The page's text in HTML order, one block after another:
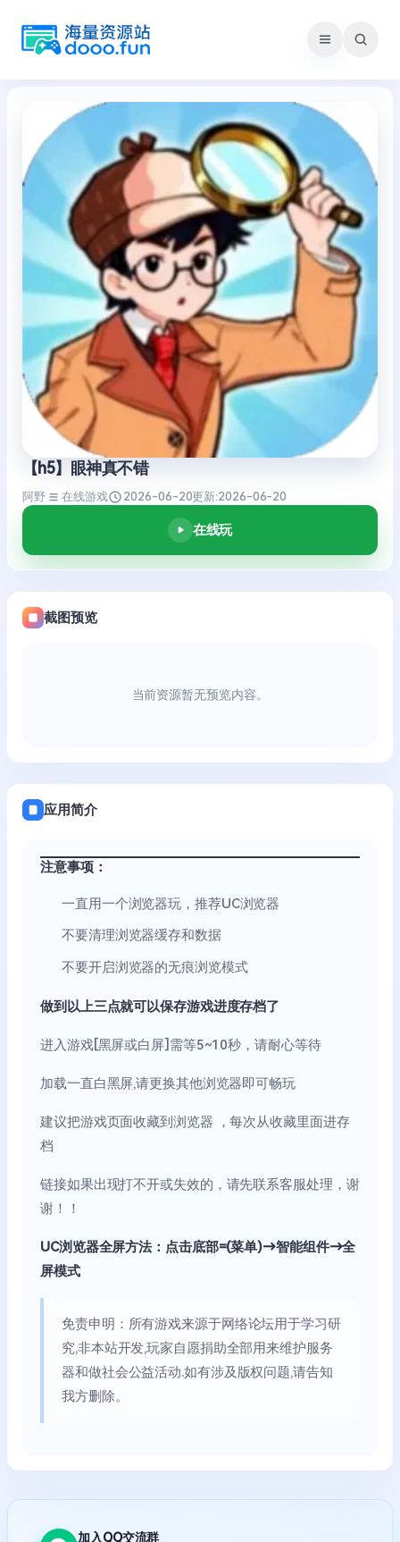
【h5】眼神真不错
阿野 在线游戏 2026-06-20更新:2026-06-20
在线玩
截图预览
当前资源暂无预览内容。
应用简介
注意事项：
一直用一个浏览器玩，推荐UC浏览器
不要清理浏览器缓存和数据
不要开启浏览器的无痕浏览模式
做到以上三点就可以保存游戏进度存档了
进入游戏[黑屏或白屏]需等5~10秒，请耐心等待
加载一直白黑屏,请更换其他浏览器即可畅玩
建议把游戏页面收藏到浏览器 ，每次从收藏里面进存
档
链接如果出现打不开或失效的，请先联系客服处理，谢
谢！！
UC浏览器全屏方法：点击底部=(菜单)→智能组件→全
屏模式
免责申明：所有游戏来源于网络论坛用于学习研
究,非本站开发,玩家自愿捐助全部用来维护服务
器和做社会公益活动.如有涉及版权问题,请告知
我方删除。
加入QQ交流群